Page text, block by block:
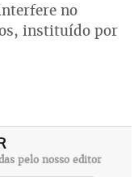
no
instituído por
pelo nosso editor